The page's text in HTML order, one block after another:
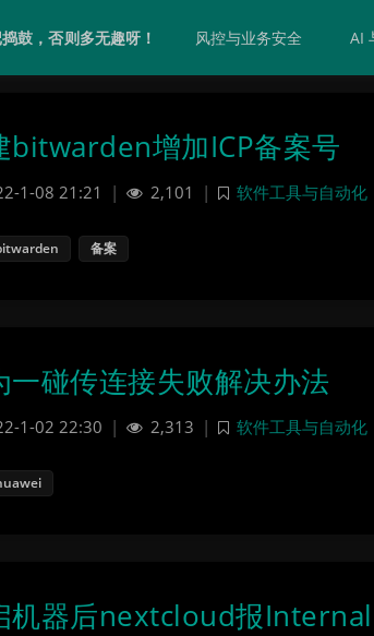
鼓，否则多无趣呀！ 风控与业务安全 AI
bitwarden增加ICP备案号
1-08 21:21 | 2,101 | 软件工具与自动化
备案
一碰传连接失败解决办法
1-02 22:30 | 2,313 | 软件工具与自动化
机器后nextcloud报